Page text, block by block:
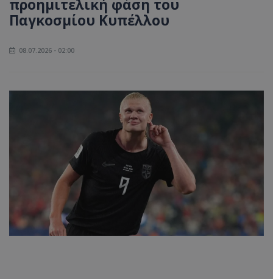
προημιτελική φάση του
Παγκοσμίου Κυπέλλου
08.07.2026 - 02:00